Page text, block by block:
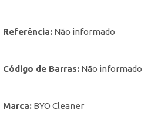
Referência: Não informado
Código de Barras: Não informado
Marca: BYO Cleaner